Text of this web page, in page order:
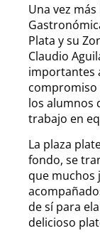
Una vez
Plata y su
Claudio
importantes
compromiso
los alumnos
trabajo en
La plaza
fondo, se
que muchos
de sí para
delicioso